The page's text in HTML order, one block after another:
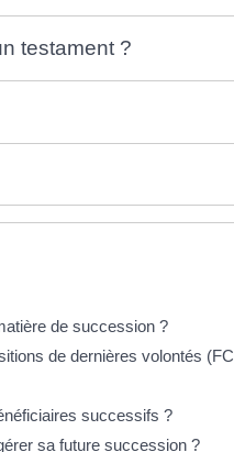
testament ?
de succession ?
de dernières volontés
successifs ?
sa future succession ?